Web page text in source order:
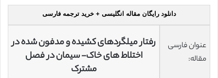
دانلود رایگان مقاله انگلیسی + خرید ترجمه فارسی
عنوان فارسی
مقاله:
رفتار میلگردهای کشیده و مدفون شده در
اختلاط های خاک- سیمان در فصل
مشترک